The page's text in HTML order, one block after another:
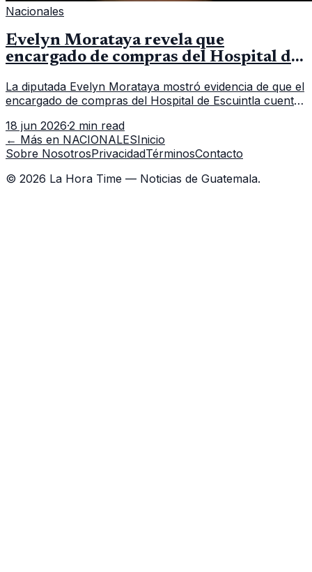
Nacionales
Evelyn Morataya revela que
encargado de compras del Hospital de
La diputada Evelyn Morataya mostró evidencia de que el
encargado de compras del Hospital de Escuintla cuenta
capacitación en la capital.
18 jun 2026·2 min read
← Más en NACIONALESInicio
Sobre NosotrosPrivacidadTérminosContacto
© 2026 La Hora Time — Noticias de Guatemala.